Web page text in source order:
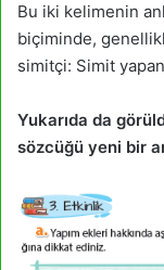
Bu iki kelimenin
biçiminde,
simitçi: Simit
Yukarıda da
sözcüğü yeni bir